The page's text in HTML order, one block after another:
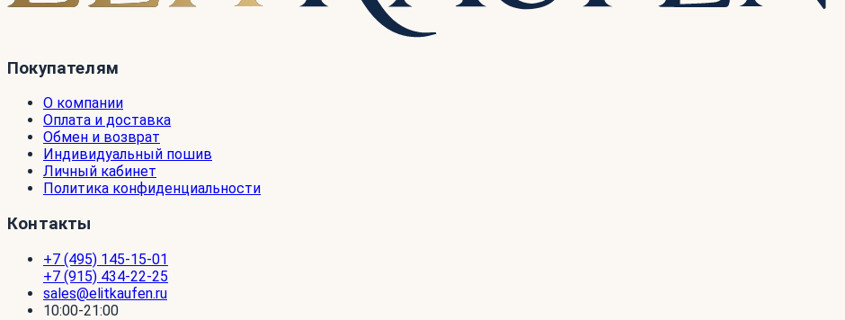
Покупателям
О компании
Оплата и доставка
Обмен и возврат
Индивидуальный пошив
Личный кабинет
Политика конфиденциальности
Контакты
+7 (495) 145-15-01
+7 (915) 434-22-25
sales@elitkaufen.ru
10:00-21:00